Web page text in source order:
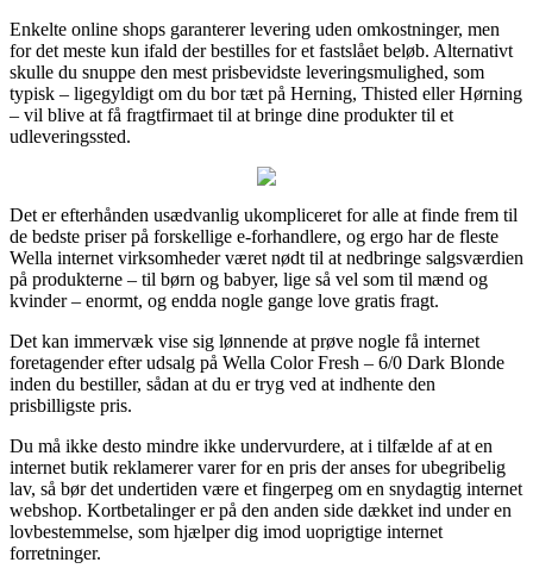
Enkelte online shops garanterer levering uden omkostninger, men
for det meste kun ifald der bestilles for et fastslået beløb. Alternativt
skulle du snuppe den mest prisbevidste leveringsmulighed, som
typisk – ligegyldigt om du bor tæt på Herning, Thisted eller Hørning
– vil blive at få fragtfirmaet til at bringe dine produkter til et
udleveringssted.
Det er efterhånden usædvanlig ukompliceret for alle at finde frem til
de bedste priser på forskellige e-forhandlere, og ergo har de fleste
Wella internet virksomheder været nødt til at nedbringe salgsværdien
på produkterne – til børn og babyer, lige så vel som til mænd og
kvinder – enormt, og endda nogle gange love gratis fragt.
Det kan immervæk vise sig lønnende at prøve nogle få internet
foretagender efter udsalg på Wella Color Fresh – 6/0 Dark Blonde
inden du bestiller, sådan at du er tryg ved at indhente den
prisbilligste pris.
Du må ikke desto mindre ikke undervurdere, at i tilfælde af at en
internet butik reklamerer varer for en pris der anses for ubegribelig
lav, så bør det undertiden være et fingerpeg om en snydagtig internet
webshop. Kortbetalinger er på den anden side dækket ind under en
lovbestemmelse, som hjælper dig imod uoprigtige internet
forretninger.